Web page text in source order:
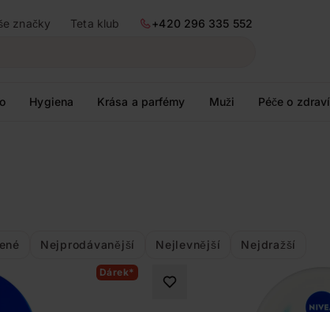
značky Teta klub
+420 296 335 552
Hygiena Krása a parfémy Muži Péče o zdraví
Nejprodávanější Nejlevnější Nejdražší
Dárek*